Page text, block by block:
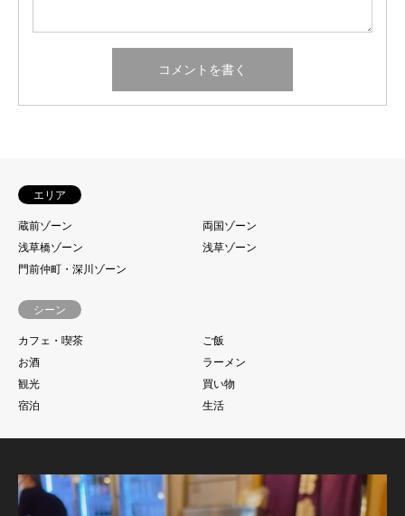
エリア
蔵前ゾーン
両国ゾーン
浅草橋ゾーン
浅草ゾーン
門前仲町・深川ゾーン
シーン
カフェ・喫茶
ご飯
お酒
ラーメン
観光
買い物
宿泊
生活